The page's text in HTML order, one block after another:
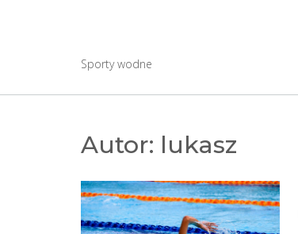
Sporty wodne
Autor: lukasz